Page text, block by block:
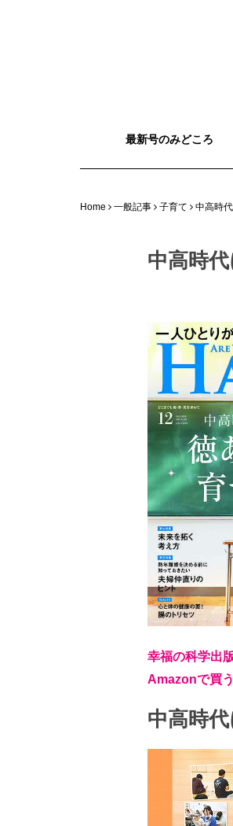
最新号のみどころ
Home 一般記事 子育て 中高時
中高時
幸福の科学出
Amazonで買う
中高時